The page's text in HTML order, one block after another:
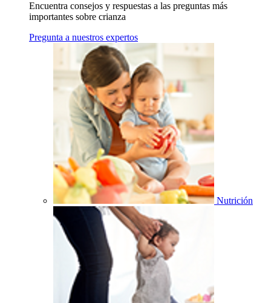
Encuentra consejos y respuestas a las preguntas más
importantes sobre crianza
Pregunta a nuestros expertos
Nutrición